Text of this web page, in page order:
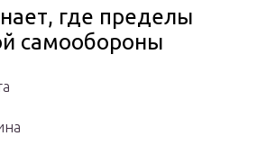
где пределы
самообороны